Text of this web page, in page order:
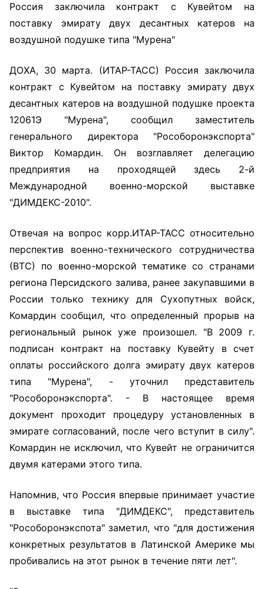
Россия заключила контракт с Кувейтом на
поставку эмирату двух десантных катеров на
воздушной подушке типа "Мурена"
ДОХА, 30 марта. (ИТАР-ТАСС) Россия заключила
контракт с Кувейтом на поставку эмирату двух
десантных катеров на воздушной подушке проекта
12061Э "Мурена", сообщил заместитель
генерального директора "Рособоронэкспорта"
Виктор Комардин. Он возглавляет делегацию
предприятия на проходящей здесь 2-й
Международной военно-морской выставке
"ДИМДЕКС-2010".
Отвечая на вопрос корр.ИТАР-ТАСС относительно
перспектив военно-технического сотрудничества
(ВТС) по военно-морской тематике со странами
региона Персидского залива, ранее закупавшими в
России только технику для Сухопутных войск,
Комардин сообщил, что определенный прорыв на
региональный рынок уже произошел. "В 2009 г.
подписан контракт на поставку Кувейту в счет
оплаты российского долга эмирату двух катеров
типа "Мурена", - уточнил представитель
"Рособоронэкспорта". - В настоящее время
документ проходит процедуру установленных в
эмирате согласований, после чего вступит в силу".
Комардин не исключил, что Кувейт не ограничится
двумя катерами этого типа.
Напомнив, что Россия впервые принимает участие
в выставке типа "ДИМДЕКС", представитель
"Рособоронэкспота" заметил, что "для достижения
конкретных результатов в Латинской Америке мы
пробивались на этот рынок в течение пяти лет".